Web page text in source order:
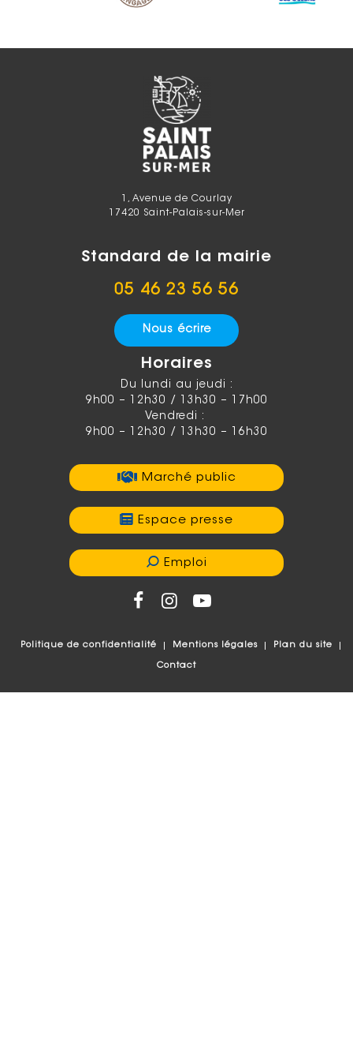
1, Avenue de Courlay
17420 Saint-Palais-sur-Mer
Standard de la mairie
05 46 23 56 56
Nous écrire
Horaires
Du lundi au jeudi :
9h00 – 12h30 / 13h30 – 17h00
Vendredi :
9h00 – 12h30 / 13h30 – 16h30
Marché public
Espace presse
Emploi
Politique de confidentialité Mentions légales Plan du site
Contact